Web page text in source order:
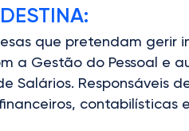
que pretendam gerir
a Gestão do Pessoal e
Salários. Responsáveis
contabilísticas